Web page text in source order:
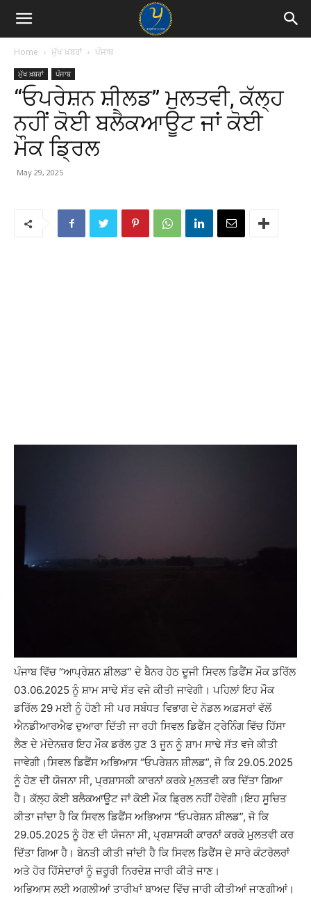
Home ਮੁੱਖ ਖ਼ਬਰਾਂ ਪੰਜਾਬ
ਮੁੱਖ ਖ਼ਬਰਾਂ ਪੰਜਾਬ
“ਓਪਰੇਸ਼ਨ ਸ਼ੀਲਡ” ਮੁਲਤਵੀ, ਕੱਲ੍ਹ
ਨਹੀਂ ਕੋਈ ਬਲੈਕਆਊਟ ਜਾਂ ਕੋਈ
ਮੌਕ ਡ੍ਰਿਲ
May 29, 2025
ਪੰਜਾਬ ਵਿੱਚ “ਆਪ੍ਰੇਸ਼ਨ ਸ਼ੀਲਡ” ਦੇ ਬੈਨਰ ਹੇਠ ਦੂਜੀ ਸਿਵਲ ਡਿਫੈਂਸ ਮੌਕ ਡਰਿੱਲ
03.06.2025 ਨੂੰ ਸ਼ਾਮ ਸਾਢੇ ਸੱਤ ਵਜੇ ਕੀਤੀ ਜਾਵੇਗੀ। ਪਹਿਲਾਂ ਇਹ ਮੌਕ
ਡਰਿੱਲ 29 ਮਈ ਨੂੰ ਹੋਣੀ ਸੀ ਪਰ ਸਬੰਧਤ ਵਿਭਾਗ ਦੇ ਨੋਡਲ ਅਫ਼ਸਰਾਂ ਵੱਲੋਂ
ਐਨਡੀਆਰਐਫ ਦੁਆਰਾ ਦਿੱਤੀ ਜਾ ਰਹੀ ਸਿਵਲ ਡਿਫੈਂਸ ਟ੍ਰੇਨਿੰਗ ਵਿੱਚ ਹਿੱਸਾ
ਲੈਣ ਦੇ ਮੱਦੇਨਜ਼ਰ ਇਹ ਮੌਕ ਡਰੱਲ ਹੁਣ 3 ਜੂਨ ਨੂੰ ਸ਼ਾਮ ਸਾਢੇ ਸੱਤ ਵਜੇ ਕੀਤੀ
ਜਾਵੇਗੀ।ਸਿਵਲ ਡਿਫੈਂਸ ਅਭਿਆਸ “ਓਪਰੇਸ਼ਨ ਸ਼ੀਲਡ”, ਜੋ ਕਿ 29.05.2025
ਨੂੰ ਹੋਣ ਦੀ ਯੋਜਨਾ ਸੀ, ਪ੍ਰਸ਼ਾਸਕੀ ਕਾਰਨਾਂ ਕਰਕੇ ਮੁਲਤਵੀ ਕਰ ਦਿੱਤਾ ਗਿਆ
ਹੈ। ਕੱਲ੍ਹ ਕੋਈ ਬਲੈਕਆਊਟ ਜਾਂ ਕੋਈ ਮੌਕ ਡ੍ਰਿਲ ਨਹੀਂ ਹੋਵੇਗੀ।ਇਹ ਸੂਚਿਤ
ਕੀਤਾ ਜਾਂਦਾ ਹੈ ਕਿ ਸਿਵਲ ਡਿਫੈਂਸ ਅਭਿਆਸ “ਓਪਰੇਸ਼ਨ ਸ਼ੀਲਡ”, ਜੋ ਕਿ
29.05.2025 ਨੂੰ ਹੋਣ ਦੀ ਯੋਜਨਾ ਸੀ, ਪ੍ਰਸ਼ਾਸਕੀ ਕਾਰਨਾਂ ਕਰਕੇ ਮੁਲਤਵੀ ਕਰ
ਦਿੱਤਾ ਗਿਆ ਹੈ। ਬੇਨਤੀ ਕੀਤੀ ਜਾਂਦੀ ਹੈ ਕਿ ਸਿਵਲ ਡਿਫੈਂਸ ਦੇ ਸਾਰੇ ਕੰਟਰੋਲਰਾਂ
ਅਤੇ ਹੋਰ ਹਿੱਸੇਦਾਰਾਂ ਨੂੰ ਜ਼ਰੂਰੀ ਨਿਰਦੇਸ਼ ਜਾਰੀ ਕੀਤੇ ਜਾਣ।
ਅਭਿਆਸ ਲਈ ਅਗਲੀਆਂ ਤਾਰੀਖਾਂ ਬਾਅਦ ਵਿੱਚ ਜਾਰੀ ਕੀਤੀਆਂ ਜਾਣਗੀਆਂ।